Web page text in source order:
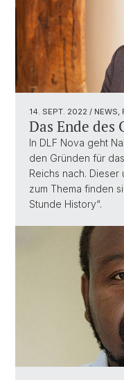
14. SEPT. 2022 / NEWS,
Das Ende des
In DLF Nova geht
den Gründen für
Reichs nach.
zum Thema finden
Stunde History“.